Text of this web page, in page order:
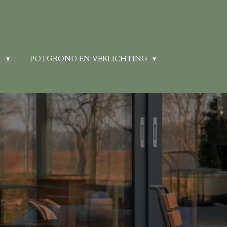
POTGROND EN VERLICHTING